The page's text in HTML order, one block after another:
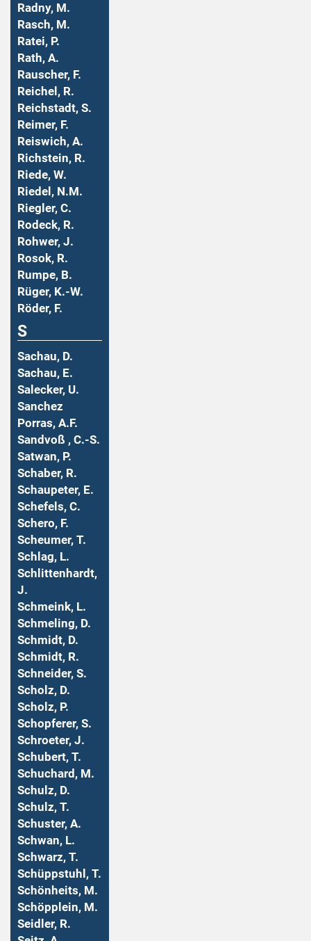
Radny, M.
Rasch, M.
Ratei, P.
Rath, A.
Rauscher, F.
Reichel, R.
Reichstadt, S.
Reimer, F.
Reiswich, A.
Richstein, R.
Riede, W.
Riedel, N.M.
Riegler, C.
Rodeck, R.
Rohwer, J.
Rosok, R.
Rumpe, B.
Rüger, K.-W.
Röder, F.
S
Sachau, D.
Sachau, E.
Salecker, U.
Sanchez
Porras, A.F.
Sandvoß , C.-S.
Satwan, P.
Schaber, R.
Schaupeter, E.
Schefels, C.
Schero, F.
Scheumer, T.
Schlag, L.
Schlittenhardt,
J.
Schmeink, L.
Schmeling, D.
Schmidt, D.
Schmidt, R.
Schneider, S.
Scholz, D.
Scholz, P.
Schopferer, S.
Schroeter, J.
Schubert, T.
Schuchard, M.
Schulz, D.
Schulz, T.
Schuster, A.
Schwan, L.
Schwarz, T.
Schüppstuhl, T.
Schönheits, M.
Schöpplein, M.
Seidler, R.